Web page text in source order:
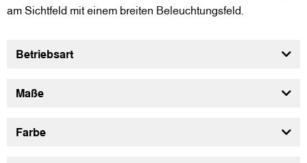
am Sichtfeld mit einem breiten Beleuchtungsfeld.
Betriebsart
Maße
Farbe